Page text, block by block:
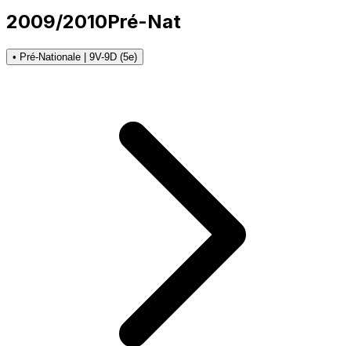
2009/2010Pré-Nat
• Pré-Nationale | 9V-9D (5e)